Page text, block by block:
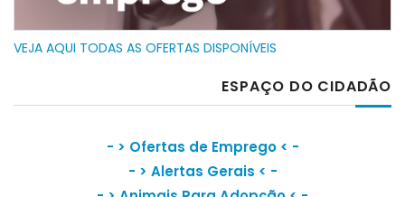
VEJA AQUI TODAS AS OFERTAS DISPONÍVEIS
ESPAÇO DO CIDADÃO
- > Ofertas de Emprego< -
- > Alertas Gerais < -